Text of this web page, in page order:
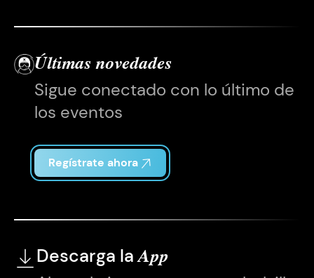
Últimas novedades
Sigue conectado con lo último de
los eventos
Regístrate ahora
Descarga laApp